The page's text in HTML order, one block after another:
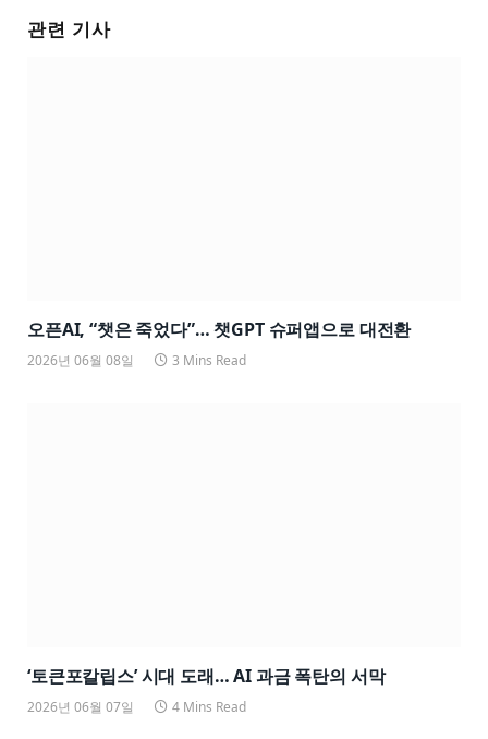
관련 기사
오픈AI, “챗은 죽었다”… 챗GPT 슈퍼앱으로 대전환
2026년 06월 08일 3 Mins Read
‘토큰포칼립스’ 시대 도래… AI 과금 폭탄의 서막
2026년 06월 07일 4 Mins Read